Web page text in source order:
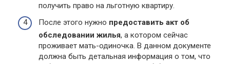
получить право на льготную квартиру.
После этого нужно предоставить акт об
обследовании жилья, а котором сейчас
проживает мать-одиночка. В данном документе
должна быть детальная информация о том, что